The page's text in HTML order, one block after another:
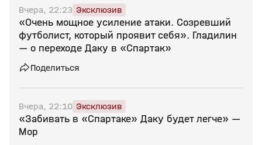
Вчера, 22:23 Эксклюзив
«Очень мощное усиление атаки. Созревший
футболист, который проявит себя». Гладилин
— о переходе Даку в «Спартак»
Поделиться
Вчера, 22:10 Эксклюзив
«Забивать в «Спартаке» Даку будет легче» —
Мор